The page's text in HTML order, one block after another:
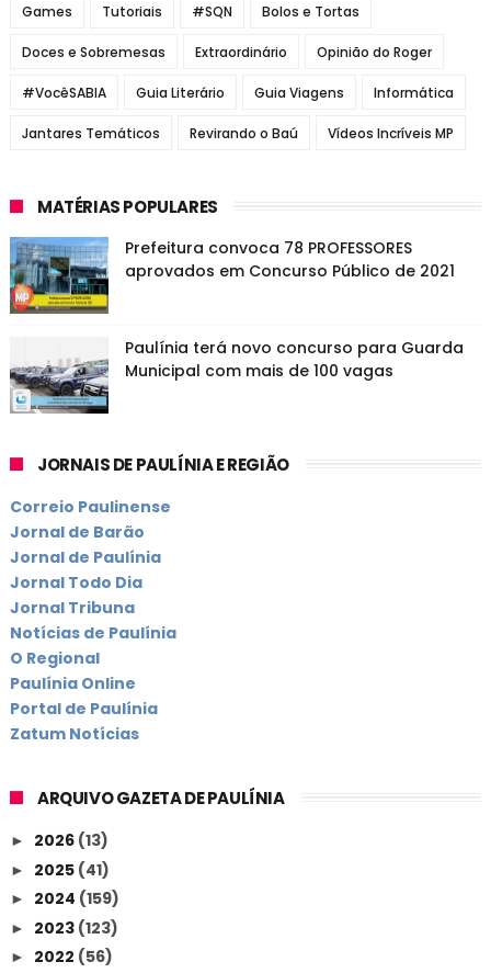
Games Tutoriais #SQN Bolos e Tortas
Doces e Sobremesas Extraordinário Opinião do Roger
#VocêSABIA Guia Literário Guia Viagens Informática
Jantares Temáticos Revirando o Baú Vídeos Incríveis MP
MATÉRIAS POPULARES
Prefeitura convoca 78 PROFESSORES
aprovados em Concurso Público de 2021
Paulínia terá novo concurso para Guarda
Municipal com mais de 100 vagas
JORNAIS DE PAULÍNIA E REGIÃO
Correio Paulinense
Jornal de Barão
Jornal de Paulínia
Jornal Todo Dia
Jornal Tribuna
Notícias de Paulínia
O Regional
Paulínia Online
Portal de Paulínia
Zatum Notícias
ARQUIVO GAZETA DE PAULÍNIA
► 2026 (13)
► 2025 (41)
► 2024 (159)
► 2023 (123)
► 2022 (56)